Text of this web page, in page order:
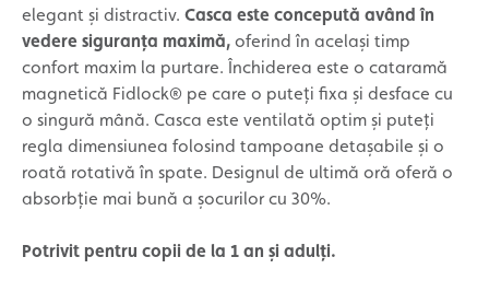
elegant și distractiv. Casca este concepută având în
vedere siguranța maximă, oferind în același timp
confort maxim la purtare. Închiderea este o cataramă
magnetică Fidlock® pe care o puteți fixa și desface cu
o singură mână. Casca este ventilată optim și puteți
regla dimensiunea folosind tampoane detașabile și o
roată rotativă în spate. Designul de ultimă oră oferă o
absorbție mai bună a șocurilor cu 30%.
Potrivit pentru copii de la 1 an și adulți.